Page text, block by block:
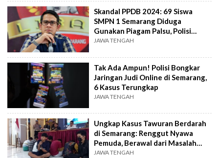
Skandal PPDB 2024: 69 Siswa
SMPN 1 Semarang Diduga
Gunakan Piagam Palsu, Polisi
Naikkan Status ke Penyidikan
JAWA TENGAH
Tak Ada Ampun! Polisi Bongkar
Jaringan Judi Online di Semarang,
6 Kasus Terungkap
JAWA TENGAH
Ungkap Kasus Tawuran Berdarah
di Semarang: Renggut Nyawa
Pemuda, Berawal dari Masalah
Sepele
JAWA TENGAH